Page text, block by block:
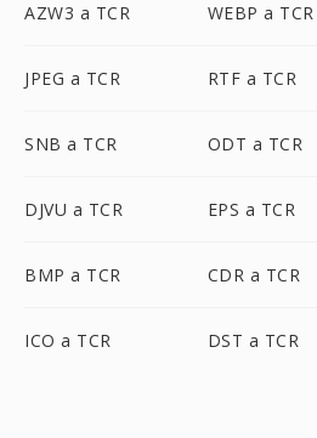
AZW3 a TCR WEBP a TCR
JPEG a TCR RTF a TCR
SNB a TCR ODT a TCR
DJVU a TCR EPS a TCR
BMP a TCR CDR a TCR
ICO a TCR DST a TCR